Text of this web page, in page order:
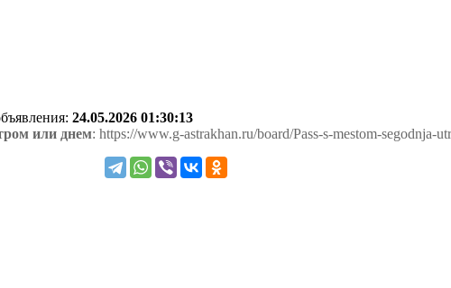
24.05.2026 01:30:13
или днем: https://www.g-astrakhan.ru/board/Pass-s-mestom-segodnja-